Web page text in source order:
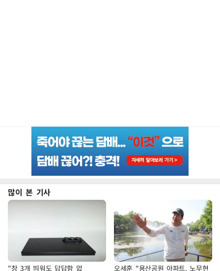
많이 본 기사
"창 3개 띄워도 답답함 없 오세훈 "용산공원 아파트, 노무현